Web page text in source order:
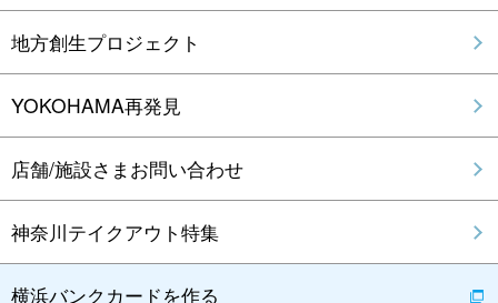
地方創生プロジェクト
YOKOHAMA再発見
店舗/施設さまお問い合わせ
神奈川テイクアウト特集
横浜バンクカードを作る